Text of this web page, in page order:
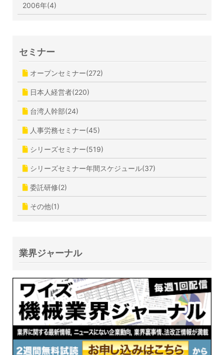
2006年(4)
セミナー
オープンセミナー(272)
日本人経営者(220)
台湾人幹部(24)
人事労務セミナー(45)
シリーズセミナー(519)
シリーズセミナー年間スケジュール(37)
委託研修(2)
その他(1)
業界ジャーナル